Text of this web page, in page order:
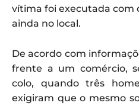
vítima foi executada com
ainda no local.
De acordo com
frente a um comércio,
colo, quando três
exigiram que o mesmo